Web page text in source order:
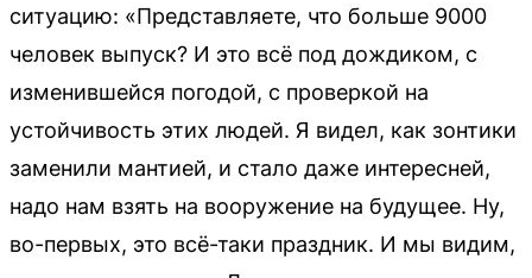
ситуацию: «Представляете, что больше 9000
человек выпуск? И это всё под дождиком, с
изменившейся погодой, с проверкой на
устойчивость этих людей. Я видел, как зонтики
заменили мантией, и стало даже интересней,
надо нам взять на вооружение на будущее. Ну,
во-первых, это всё-таки праздник. И мы видим,